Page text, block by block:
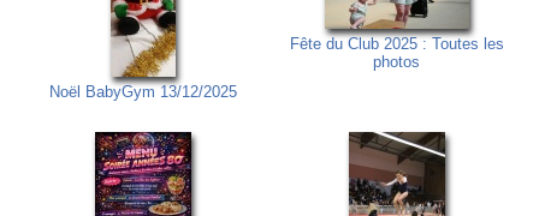
Noël BabyGym 13/12/2025
Fête du Club 2025 : Toutes les
photos